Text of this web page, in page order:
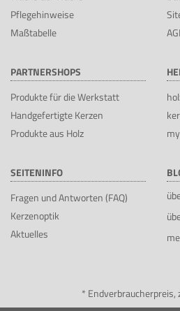
Pflegehinweise
Maßtabelle
PARTNERSHOPS
Produkte für die Werkstatt
Handgefertigte Kerzen
Produkte aus Holz
SEITENINFO
Fragen und Antworten (FAQ)
Kerzenoptik
Aktuelles
* Endverbraucherpreis,